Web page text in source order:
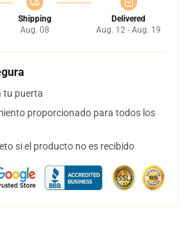
Shipping
Aug. 08
Delivered
Aug. 12 - Aug. 19
tu puerta
proporcionado para todos los
si el producto no es recibido